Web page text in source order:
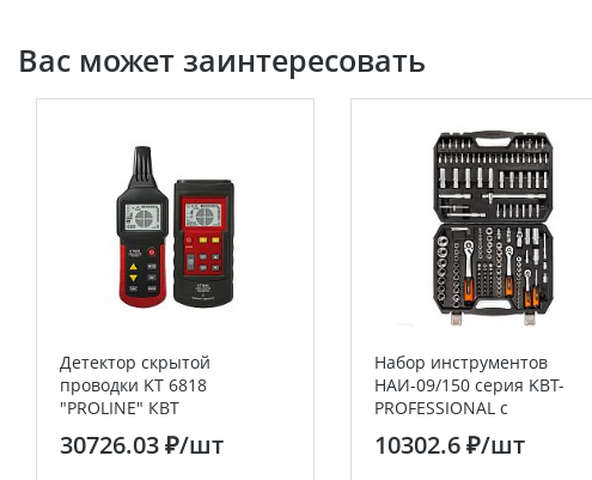
Вас может заинтересовать
Детектор скрытой
проводки KT 6818
"PROLINE" КВТ
30726.03 ₽/шт
Набор инструментов
НАИ-09/150 серия KBT-
PROFESSIONAL с
шестигранными головками
10302.6 ₽/шт